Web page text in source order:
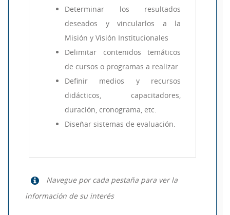
Determinar los resultados
deseados y vincularlos a la
Misión y Visión Institucionales
Delimitar contenidos temáticos
de cursos o programas a realizar
Definir medios y recursos
didácticos, capacitadores,
duración, cronograma, etc.
Diseñar sistemas de evaluación.
Navegue por cada pestaña para ver la
información de su interés